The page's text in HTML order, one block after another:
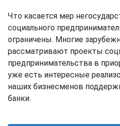
Что касается мер
социального
ограничены. Многие
рассматривают проекты
предпринимательства в
уже есть интересные
наших бизнесменов
банки.